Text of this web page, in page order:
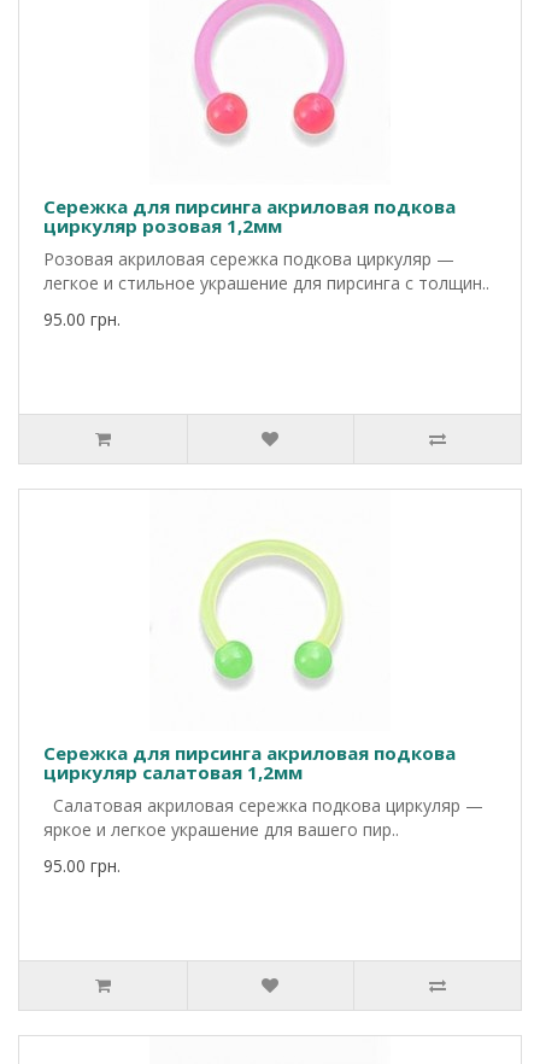
Сережка для пирсинга акриловая подкова
циркуляр розовая 1,2мм
Розовая акриловая сережка подкова циркуляр —
легкое и стильное украшение для пирсинга с толщин..
95.00 грн.
Сережка для пирсинга акриловая подкова
циркуляр салатовая 1,2мм
Салатовая акриловая сережка подкова циркуляр —
яркое и легкое украшение для вашего пир..
95.00 грн.